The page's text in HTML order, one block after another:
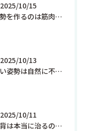
2025/10/15
姿勢を作るのは筋肉の前に感覚神経 名古屋/覚王山
2025/10/13
いい姿勢は自然に不調を直す
2025/10/11
猫背は本当に治るのか